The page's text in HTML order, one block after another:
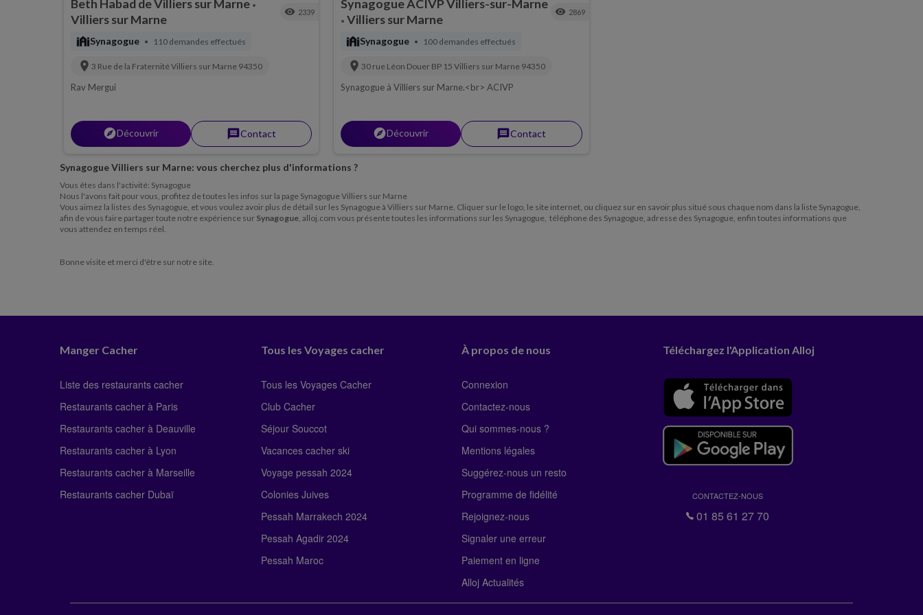
Beth Habad de Villiers sur Marne •
Villiers sur Marne visibility 2339
synagogueSynagogue • 110 demandes effectués
location_on 3 Rue de la FraternitéVilliers sur Marne 94350
Rav Mergui
explorerDécouvrir messageContact
Synagogue ACIVP Villiers-sur-Marne
• Villiers sur Marne visibility 2869
synagogueSynagogue • 100 demandes effectués
location_on30 rue Léon Douer BP 15Villiers sur Marne 94350
Synagogue à Villiers sur Marne.<br> ACIVP
explorerDécouvrir messageContact
Synagogue Villiers sur Marne: vous cherchez plus d'informations ?
Vous êtes dans l'activité: Synagogue
Nous l'avons fait pour vous, profitez de toutes les infos sur la page Synagogue Villiers sur Marne
Vous aimez la listes des Synagogue, et vous voulez avoir plus de détail sur les Synagogue à Villiers sur Marne. Cliquer sur le logo, le site internet, ou cliquez sur en savoir plus situé sous chaque nom dans la liste Synagogue,
afin de vous faire partager toute notre expérience sur Synagogue, alloj.com vous présente toutes les informations sur les Synagogue, téléphone des Synagogue, adresse des Synagogue, enfin toutes informations que
vous attendez en temps réel.
Bonne visite et merci d'être sur notre site.
Manger Cacher
Liste des restaurants cacher
Restaurants cacher à Paris
Restaurants cacher à Deauville
Restaurants cacher à Lyon
Restaurants cacher à Marseille
Restaurants cacher Dubaï
Tous les Voyages cacher
Tous les Voyages Cacher
Club Cacher
Séjour Souccot
Vacances cacher ski
Voyage pessah 2024
Colonies Juives
Pessah Marrakech 2024
Pessah Agadir 2024
Pessah Maroc
À propos de nous
Connexion
Contactez-nous
Qui sommes-nous ?
Mentions légales
Suggérez-nous un resto
Programme de fidélité
Rejoignez-nous
Signaler une erreur
Paiement en ligne
Alloj Actualités
Téléchargez l'Application Alloj
CONTACTEZ-NOUS
01 85 61 27 70